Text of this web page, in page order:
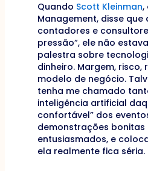
Quando Scott Kleinman,
Management, disse que
contadores e
pressão”, ele não
palestra sobre
dinheiro. Margem,
modelo de negócio.
tenha me chamado
inteligência artificial
confortável” dos
demonstrações bonitas
entusiasmados, e
ela realmente fica séria.